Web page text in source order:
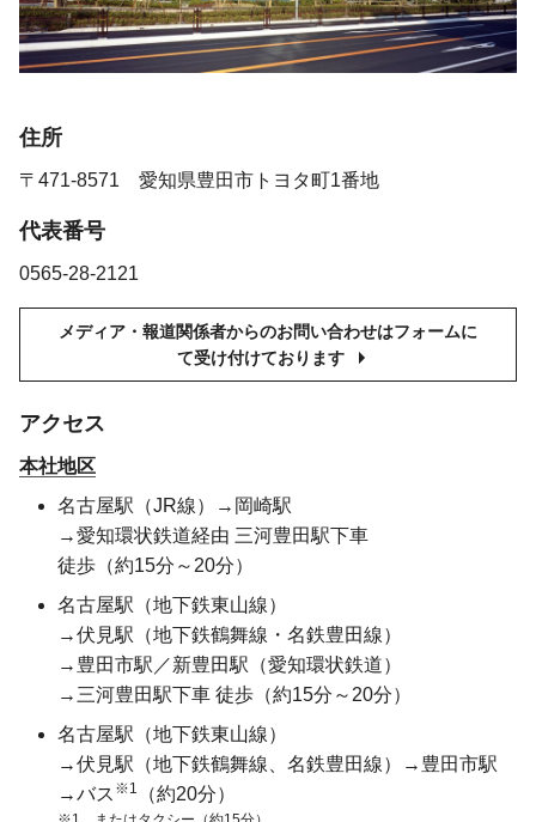
住所
〒471-8571 愛知県豊田市トヨタ町1番地
代表番号
0565-28-2121
メディア・報道関係者からのお問い合わせはフォームに
て受け付けております
アクセス
本社地区
名古屋駅（JR線）
→岡崎駅
→愛知環状鉄道経由 三河豊田駅下車
徒歩（約15分～20分）
名古屋駅（地下鉄東山線）
→伏見駅（地下鉄鶴舞線・名鉄豊田線）
→豊田市駅／新豊田駅（愛知環状鉄道）
→三河豊田駅下車 徒歩（約15分～20分）
名古屋駅（地下鉄東山線）
→伏見駅（地下鉄鶴舞線、名鉄豊田線）
→豊田市駅
→バス ※1 （約20分）